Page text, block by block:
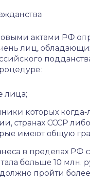
актами РФ
лиц,
лица;
которых
странах СССР
имеют общую
в пределах РФ
больше 10 млн.
пройти более